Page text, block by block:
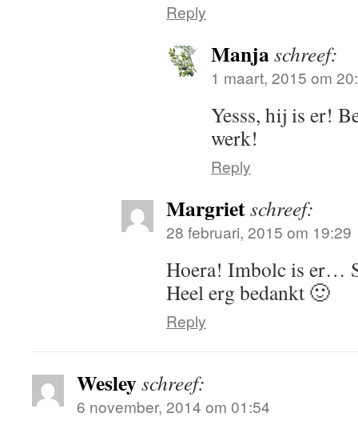
Reply
Manjaschreef:
1 maart, 2015 om
Yesss, hij is er!
werk!
Reply
Margrietschreef:
28 februari, 2015 om 19:29
Hoera! Imbolc is er…
Heel erg bedankt 🙂
Reply
Wesleyschreef:
6 november, 2014 om 01:54